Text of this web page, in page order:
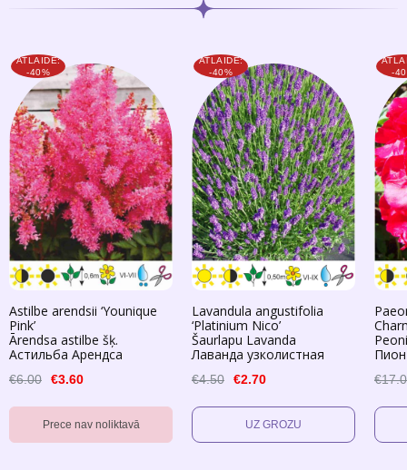
ATLAIDE:
-40%
Astilbe arendsii ‘Younique
Pink’
Ārendsa astilbe šķ.
Астильба Арендса
€6.00 €3.60
Prece nav noliktavā
ATLAIDE:
-40%
Lavandula angustifolia
‘Platinium Nico’
Šaurlapu Lavanda
Лаванда узколистная
€4.50 €2.70
-
Пион